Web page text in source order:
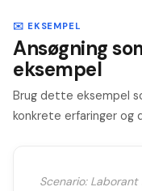
✉️ EKSEMPEL
Ansøgning
eksempel
Brug dette eksempel
konkrete erfaringer og
Scenario: